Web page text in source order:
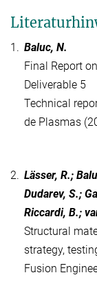
1. Baluc, N.
Final Report
Deliverable 5
Technical
de Plasmas
2. Lässer, R.;
Dudarev, S.;
Riccardi, B.;
Structural
strategy,
Fusion